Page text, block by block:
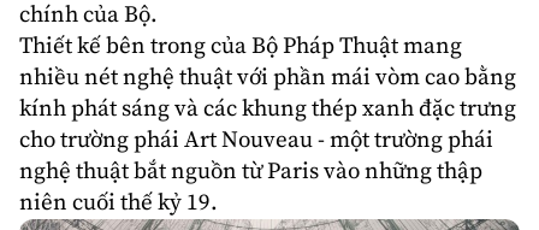
chính của Bộ.
Thiết kế bên trong của Bộ Pháp Thuật mang
nhiều nét nghệ thuật với phần mái vòm cao bằng
kính phát sáng và các khung thép xanh đặc trưng
cho trường phái Art Nouveau - một trường phái
nghệ thuật bắt nguồn từ Paris vào những thập
niên cuối thế kỷ 19.